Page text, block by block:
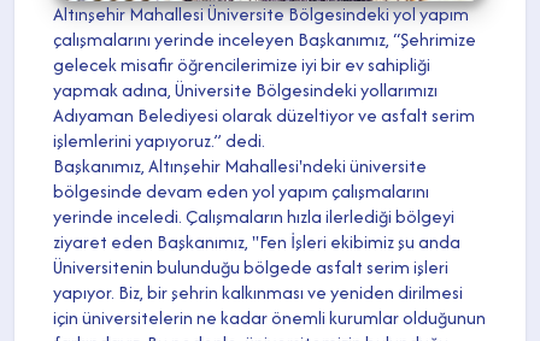
Altınşehir Mahallesi Üniversite Bölgesindeki yol yapım
çalışmalarını yerinde inceleyen Başkanımız, “Şehrimize
gelecek misafir öğrencilerimize iyi bir ev sahipliği
yapmak adına, Üniversite Bölgesindeki yollarımızı
Adıyaman Belediyesi olarak düzeltiyor ve asfalt serim
işlemlerini yapıyoruz.” dedi.
Başkanımız, Altınşehir Mahallesi'ndeki üniversite
bölgesinde devam eden yol yapım çalışmalarını
yerinde inceledi. Çalışmaların hızla ilerlediği bölgeyi
ziyaret eden Başkanımız, "Fen İşleri ekibimiz şu anda
Üniversitenin bulunduğu bölgede asfalt serim işleri
yapıyor. Biz, bir şehrin kalkınması ve yeniden dirilmesi
için üniversitelerin ne kadar önemli kurumlar olduğunun